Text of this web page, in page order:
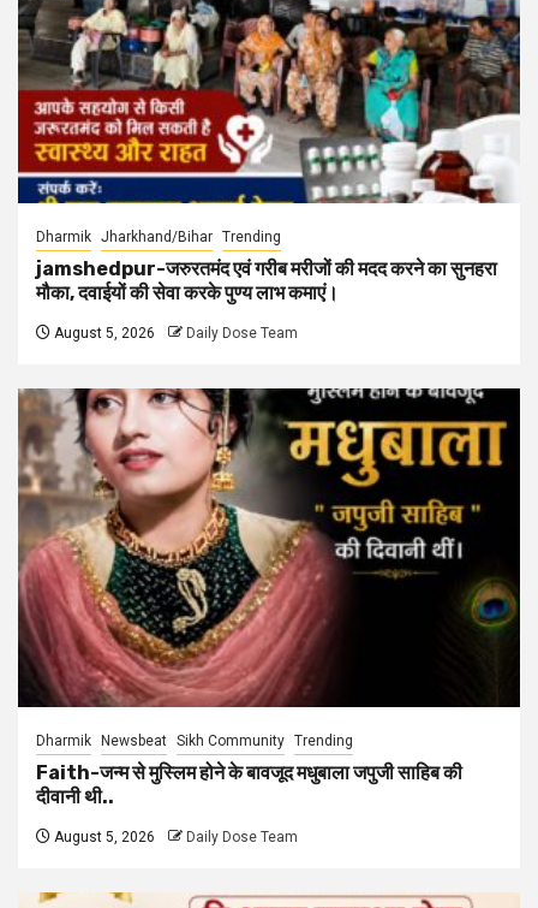
Dharmik Jharkhand/Bihar Trending
jamshedpur-जरुरतमंद एवं गरीब मरीजों की मदद करने का सुनहरा
मौका, दवाईयों की सेवा करके पुण्य लाभ कमाएं।
August 5, 2026 Daily Dose Team
Dharmik Newsbeat Sikh Community Trending
Faith-जन्म से मुस्लिम होने के बावजूद मधुबाला जपुजी साहिब की
दीवानी थी..
August 5, 2026 Daily Dose Team